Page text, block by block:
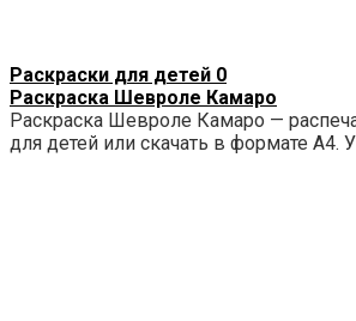
Раскраски для детей 0
Раскраска Шевроле Камаро
Раскраска Шевроле Камаро —
для детей или скачать в формате А4. У